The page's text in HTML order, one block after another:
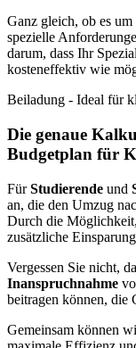
Ganz gleich, ob es
spezielle
darum, dass Ihr
kosteneffektiv wie
Beiladung - Ideal für
Die genaue
Budgetplan für
FürStudierende und
an, die den Umzug
Durch die
zusätzliche
Vergessen Sie nicht,
Inanspruchnahme
beitragen können, die
Gemeinsam können